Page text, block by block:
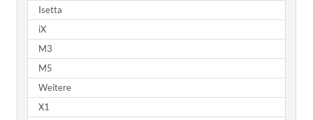
Isetta
iX
M3
M5
Weitere
X1